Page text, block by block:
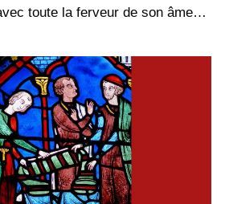
toute la ferveur de son âme…